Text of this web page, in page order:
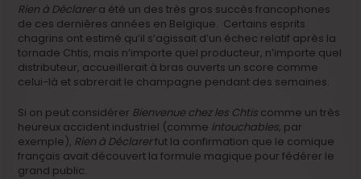
Rien à Déclarera été un des très gros succès francophones
de ces dernières années en Belgique. Certains esprits
chagrins ont estimé qu’il s’agissait d’un échec relatif après la
tornade Chtis, mais n’importe quel producteur, n’importe quel
distributeur, accueillerait à bras ouverts un score comme
celui-là et sabrerait le champagne pendant des semaines.
Si on peut considérer Bienvenue chez les Chtis comme un très
heureux accident industriel (comme intouchables, par
exemple), Rien à Déclarerfut la confirmation que le comique
français avait découvert la formule magique pour fédérer le
grand public.